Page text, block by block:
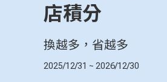
店積分
換越多，省越多
2025/12/31 ~ 2026/12/30